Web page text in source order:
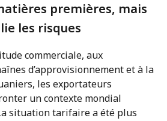
premières, mais
les risques
commerciale, aux
d’approvisionnement et à la
les exportateurs
un contexte mondial
situation tarifaire a été plus